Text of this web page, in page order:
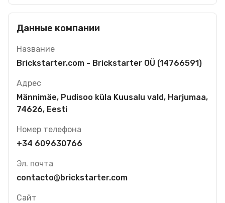
Данные компании
Название
Brickstarter.com - Brickstarter OÜ (14766591)
Адрес
Männimäe, Pudisoo küla Kuusalu vald, Harjumaa,
74626, Eesti
Номер телефона
+34 609630766
Эл. почта
contacto@brickstarter.com
Сайт